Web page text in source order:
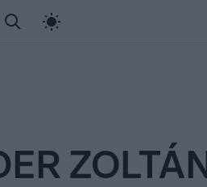
Most Wanted
ZOLTÁN